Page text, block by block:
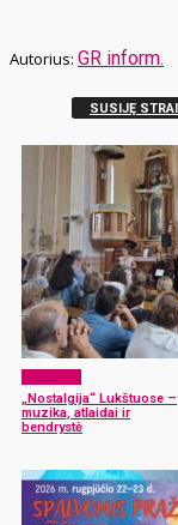
GR inform.
SUSIJĘ
„Nostalgija“ Lukštuose –
muzika, atlaidai ir
bendrystė